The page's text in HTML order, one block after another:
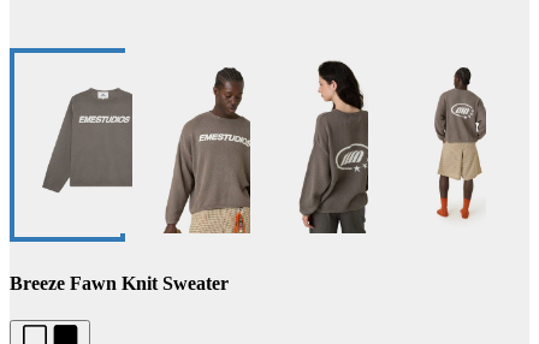
Breeze Fawn Knit Sweater